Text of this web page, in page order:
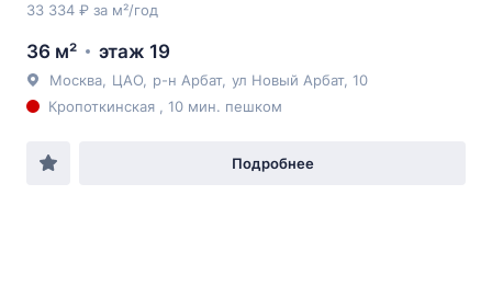
33 334 ₽ за м²/год
36 м² этаж 19
Москва ЦАО р-н Арбат, ул Новый Арбат, 10
Кропоткинская , 10 мин. пешком
Подробнее